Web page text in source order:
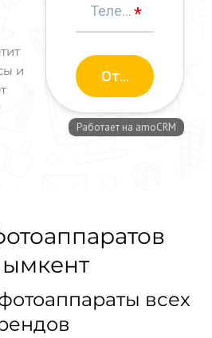
и
всех